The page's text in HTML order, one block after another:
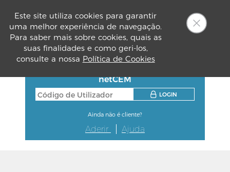
Este site utiliza cookies para garantir
uma melhor experiência de navegação.
Para saber mais sobre cookies, quais as
suas finalidades e como geri-los,
consulte a nossa Política de Cookies
netCEM
LOGIN
Ainda não é cliente?
Aderir Ajuda